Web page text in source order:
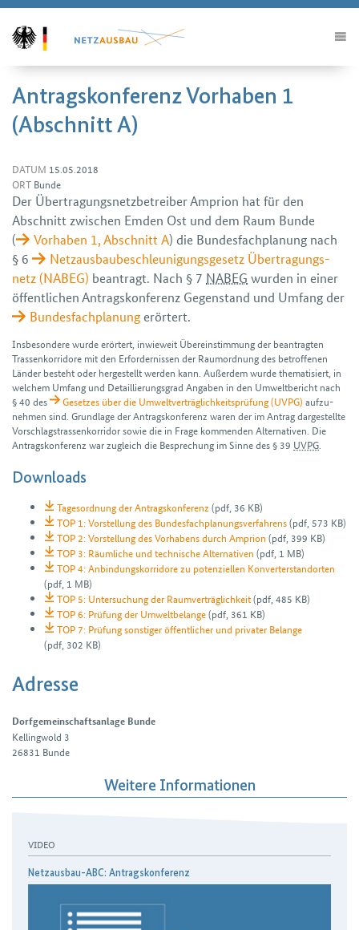
Antragskonferenz Vorhaben 1
(Abschnitt A)
DATUM 15.05.2018
ORT Bunde
Der Übertragungsnetzbetreiber Amprion hat für den
Abschnitt zwischen Emden Ost und dem Raum Bunde
(
Vorhaben 1, Abschnitt A) die Bundesfachplanung nach
§ 6
Netz­ausbau­beschleunigungs­gesetz Über­tragungs­
netz (NABEG) beantragt. Nach § 7 NABEG wurden in einer
öffentlichen Antrags­konferenz Gegenstand und Umfang der
Bundes­fachplanungerörtert.
Insbesondere wurde erörtert, inwieweit Über­ein­stimmung der beantragten
Trassen­korridore mit den Erfordernissen der Raumordnung des betroffenen
Länder besteht oder hergestellt werden kann. Außerdem wurde thematisiert, in
welchem Umfang und Detaillierungs­grad Angaben in den Umweltbericht nach
§ 40 des
Gesetzes über die Umwelt­verträglichkeits­prüfung (UVPG) auf­zu­
nehmen sind. Grundlage der Antragskonferenz waren der im Antrag dargestellte
Vorschlagstrassenkorridor sowie die in Frage kommenden Alternativen. Die
Antrags­konferenz war zugleich die Besprechung im Sinne des § 39 UVPG
Downloads
Tagesordnung der Antragskonferenz(pdf, 36 KB)
TOP 1: Vorstellung des Bundesfachplanungsverfahrens(pdf, 573 KB)
TOP 2: Vorstellung des Vorhabens durch Amprion(pdf, 399 KB)
TOP 3: Räumliche und technische Alternativen(pdf, 1 MB)
TOP 4: Anbindungskorridore zu potenziellen Konverterstandorten
(pdf, 1 MB)
TOP 5: Untersuchung der Raumverträglichkeit(pdf, 485 KB)
TOP 6: Prüfung der Umweltbelange(pdf, 361 KB)
TOP 7: Prüfung sonstiger öffentlicher und privater Belange
(pdf, 302 KB)
Adresse
Dorfgemeinschaftsanlage Bunde
Kellingwold 3
26831 Bunde
Weitere Informationen
VIDEO
Netzausbau-ABC: Antragskonferenz